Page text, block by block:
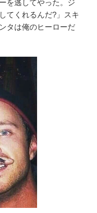
を逃してやった。ジ
てくれるんだ?」スキ
タは俺のヒーローだ